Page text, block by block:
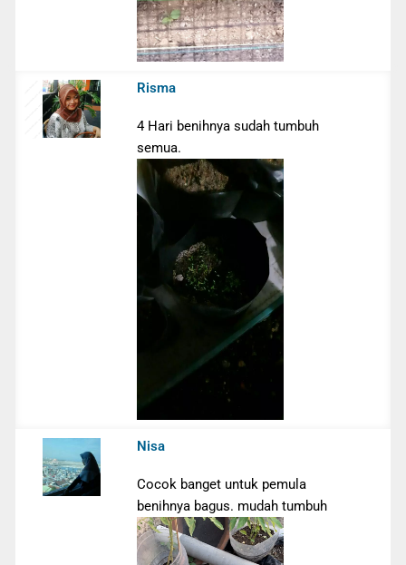
Risma
4 Hari benihnya sudah tumbuh
semua.
Nisa
Cocok banget untuk pemula
benihnya bagus. mudah tumbuh